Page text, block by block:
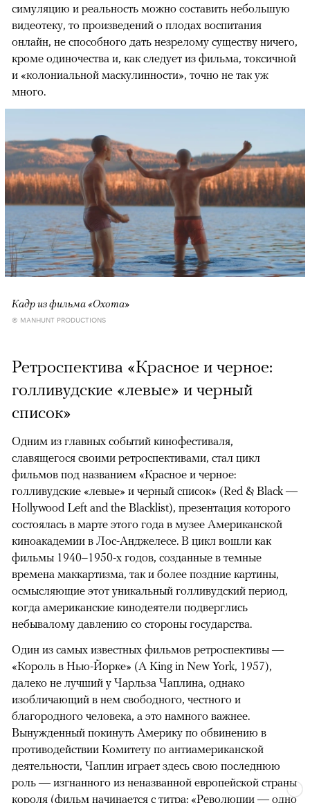
симуляцию и реальность можно составить небольшую
видеотеку, то произведений о плодах воспитания
онлайн, не способного дать незрелому существу ничего,
кроме одиночества и, как следует из фильма, токсичной
и «колониальной маскулинности», точно не так уж
много.
Кадр из фильма «Охота»
© MANHUNT PRODUCTIONS
Ретроспектива «Красное и черное:
голливудские «левые» и черный
список»
Одним из главных событий кинофестиваля,
славящегося своими ретроспективами, стал цикл
фильмов под названием «Красное и черное:
голливудские «левые» и черный список» (Red & Black —
Hollywood Left and the Blacklist), презентация которого
состоялась в марте этого года в музее Американской
киноакадемии в Лос-Анджелесе. В цикл вошли как
фильмы 1940–1950-х годов, созданные в темные
времена маккартизма, так и более поздние картины,
осмысляющие этот уникальный голливудский период,
когда американские кинодеятели подверглись
небывалому давлению со стороны государства.
Один из самых известных фильмов ретроспективы —
«Король в Нью-Йорке» (A King in New York, 1957),
далеко не лучший у Чарльза Чаплина, однако
изобличающий в нем свободного, честного и
благородного человека, а это намного важнее.
Вынужденный покинуть Америку по обвинению в
противодействии Комитету по антиамериканской
деятельности, Чаплин играет здесь свою последнюю
роль — изгнанного из неназванной европейской страны
короля (фильм начинается с титра: «Революции — одно